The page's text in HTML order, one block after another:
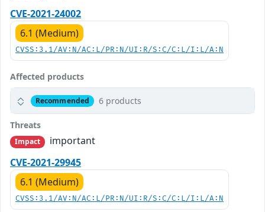
CVE-2021-24002
6.1 (Medium)
CVSS:3.1/AV:N/AC:L/PR:N/UI:R/S:C/C:L/I:L/A:N
Affected products
Recommended 6 products
Threats
Impact
important
CVE-2021-29945
6.1 (Medium)
CVSS:3.1/AV:N/AC:L/PR:N/UI:R/S:C/C:L/I:L/A:N